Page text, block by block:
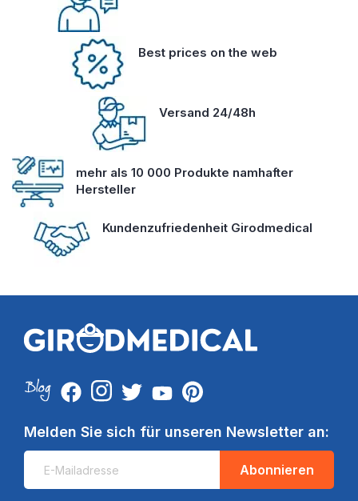
Best prices on the web
Versand 24/48h
mehr als 10 000 Produkte namhafter
Hersteller
Kundenzufriedenheit Girodmedical
Melden Sie sich für unseren Newsletter an:
Abonnieren